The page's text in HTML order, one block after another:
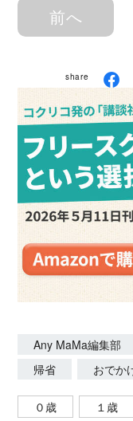
前へ
share
Any MaMa編集部
帰省
おでか
０歳 １歳